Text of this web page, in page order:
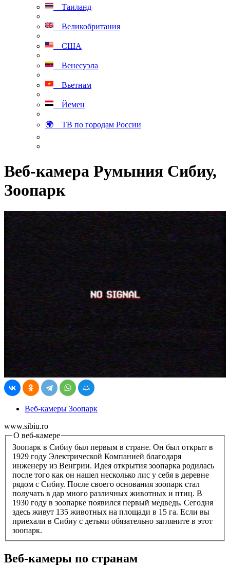
Таиланд
Великобритания
США
Венесуэла
Вьетнам
Йемен
🌍 ТВ по городам России
Веб-камера Румыния Сибиу,
Зоопарк
Веб-камеры Зоопарк
www.sibiu.ro
О веб-камере
Зоопарк в Сибиу был первым в стране. Он был открыт в
1929 году Электрической Компанией благодаря
инженеру из Венгрии. Идея открытия зоопарка родилась
после того как он нашел несколько лис у себя в деревне
рядом с Сибиу. После своего основания зоопарк стал
получать в дар много различных животных и птиц. В
1930 году в зоопарке появился первый медведь. Сегодня
здесь живут 135 животных на площади в 15 га. Если вы
приехали в Сибиу с детьми обязательно загляните в этот
зоопарк.
Веб-камеры по странам